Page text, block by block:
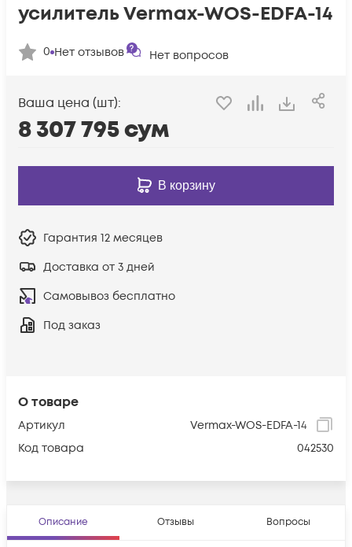
О товаре
Артикул
Vermax-WOS-EDFA-14
Код товара
042530
усилитель Vermax-WOS-EDFA-14
0 Нет отзывов Нет вопросов
Ваша цена (шт):
8 307 795сум
В корзину
Гарантия 12 месяцев
Доставка от 3 дней
Самовывоз бесплатно
Под заказ
Описание Отзывы Вопросы